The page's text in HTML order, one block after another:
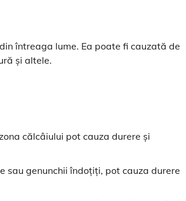
întreaga lume. Ea poate fi cauzată de
și altele.
călcâiului pot cauza durere și
sau genunchii îndoțiți, pot cauza durere